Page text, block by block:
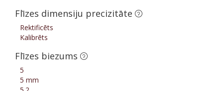
Flīzes dimensiju precizitāte
Rektificēts
Kalibrēts
Flīzes biezums
5
5 mm